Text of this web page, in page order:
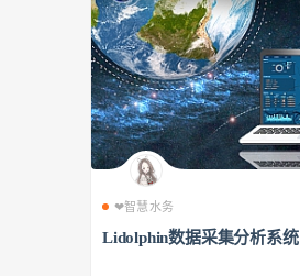
❤智慧水务
Lidolphin数据采集分析系统